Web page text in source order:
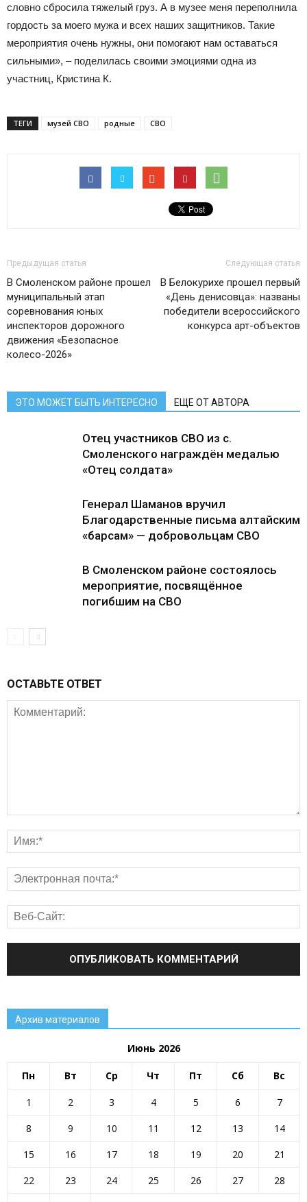
словно сбросила тяжелый груз. А в музее меня переполнила
гордость за моего мужа и всех наших защитников. Такие
мероприятия очень нужны, они помогают нам оставаться
сильными», – поделилась своими эмоциями одна из
участниц, Кристина К.
ТЕГИ музей СВО родные СВО
Предыдущая статья
В Смоленском районе прошел
муниципальный этап
соревнования юных
инспекторов дорожного
движения «Безопасное
колесо-2026»
Следующая статья
В Белокурихе прошел первый
«День денисовца»: названы
победители всероссийского
конкурса арт-объектов
ЭТО МОЖЕТ БЫТЬ ИНТЕРЕСНО ЕЩЕ ОТ АВТОРА
Отец участников СВО из с.
Смоленского награждён медалью
«Отец солдата»
Генерал Шаманов вручил
Благодарственные письма алтайским
«барсам» — добровольцам СВО
В Смоленском районе состоялось
мероприятие, посвящённое
погибшим на СВО
ОСТАВЬТЕ ОТВЕТ
Архив материалов
Июнь 2026
Пн Вт Ср Чт Пт Сб Вс
1 2 3 4 5 6
7
8
9 10 11 12 13
14
15
16 17 18 19 20
21
22
23 24 25 26 27
28
Госуслуги движение первых
День Победы
Занятость населения
Здоровье
Культура
Курс на ЗОЖ
молодёжь района
Новости региона
Образование Общество
ОМВД
Развитие АПК
Растим будущее сегодня
Росреестр